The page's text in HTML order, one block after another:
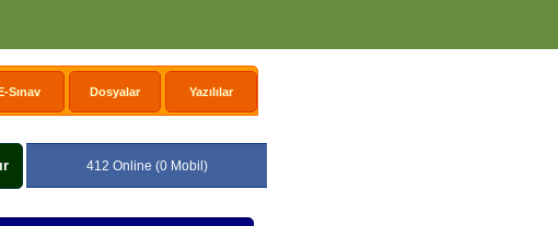
Sınav Dosyalar Yazılılar
412 Online (0 Mobil)